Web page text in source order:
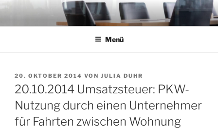
Zum
springen
Menü
VERÖFFENTLICHT
AM
20. OKTOBER 2014 VON JULIA DUHR
20.10.2014 Umsatzsteuer: PKW-
Nutzung durch einen Unternehmer
für Fahrten zwischen Wohnung